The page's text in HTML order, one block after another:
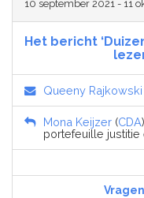
10 september 2021 - 11
Het bericht
Queeny Rajkowski
Mona Keijzer (CDA),
portefeuille justitie